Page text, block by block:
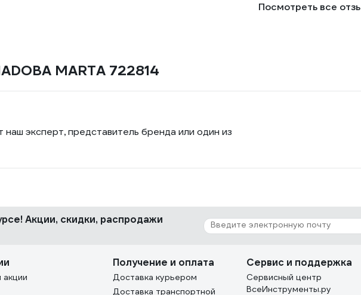
Посмотреть все
MARTA 722814
эксперт, представитель бренда или один из
Акции, скидки, распродажи
Получение и оплата
Доставка курьером
Доставка транспортной
Сервис и поддержка
Сервисный центр
ВсеИнструменты.ру